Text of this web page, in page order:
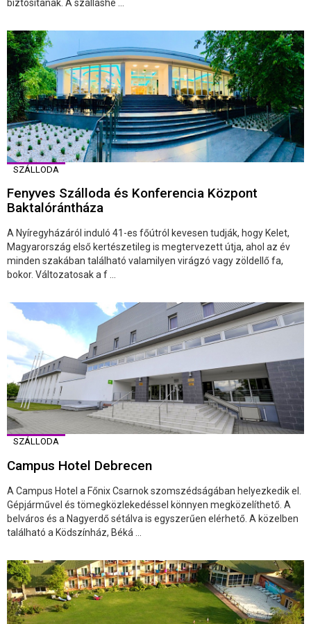
biztosítanak. A szálláshe ...
SZÁLLODA
Fenyves Szálloda és Konferencia Központ
Baktalórántháza
A Nyíregyházáról induló 41-es főútról kevesen tudják, hogy Kelet,
Magyarország első kertészetileg is megtervezett útja, ahol az év
minden szakában található valamilyen virágzó vagy zöldellő fa,
bokor. Változatosak a f ...
SZÁLLODA
Campus Hotel Debrecen
A Campus Hotel a Főnix Csarnok szomszédságában helyezkedik el.
Gépjárművel és tömegközlekedéssel könnyen megközelíthető. A
belváros és a Nagyerdő sétálva is egyszerűen elérhető. A közelben
található a Ködszínház, Béká ...